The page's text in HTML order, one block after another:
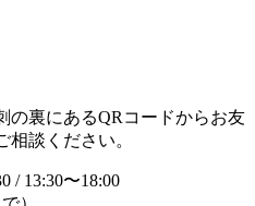
の裏にあるQRコードからお友
談ください。
/ 13:30〜18:00